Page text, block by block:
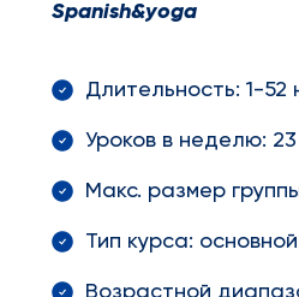
Spanish&yoga
Длительность: 1-52
Уроков в неделю: 23
Макс. размер
Тип курса: основной
Возрастной